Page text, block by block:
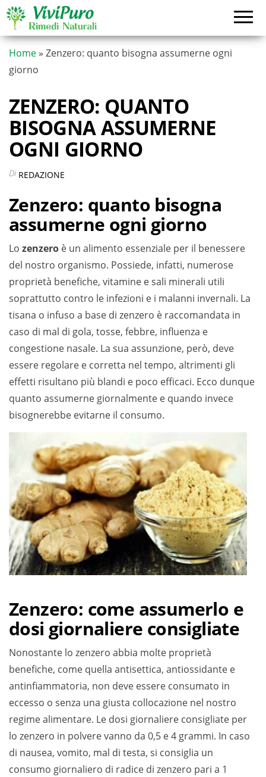
Vai
contenuto
Home » Zenzero: quanto bisogna assumerne ogni
giorno
ZENZERO: QUANTO
BISOGNA ASSUMERNE
OGNI GIORNO
Di REDAZIONE
Zenzero: quanto bisogna
assumerne ogni giorno
Lo zenzero è un alimento essenziale per il benessere
del nostro organismo. Possiede, infatti, numerose
proprietà benefiche, vitamine e sali minerali utili
soprattutto contro le infezioni e i malanni invernali. La
tisana o infuso a base di zenzero è raccomandata in
caso di mal di gola, tosse, febbre, influenza e
congestione nasale. La sua assunzione, però, deve
essere regolare e corretta nel tempo, altrimenti gli
effetti risultano più blandi e poco efficaci. Ecco dunque
quanto assumerne giornalmente e quando invece
bisognerebbe evitarne il consumo.
Zenzero: come assumerlo e
dosi giornaliere consigliate
Nonostante lo zenzero abbia molte proprietà
benefiche, come quella antisettica, antiossidante e
antinfiammatoria, non deve essere consumato in
eccesso o senza una giusta collocazione nel nostro
regime alimentare. Le dosi giornaliere consigliate per
lo zenzero in polvere vanno da 0,5 e 4 grammi. In caso
di nausea, vomito, mal di testa, si consiglia un
consumo giornaliero di radice di zenzero pari a 1